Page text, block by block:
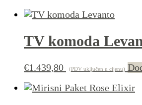
TV komoda
€1.439,80 (PDV uključen u cijenu)